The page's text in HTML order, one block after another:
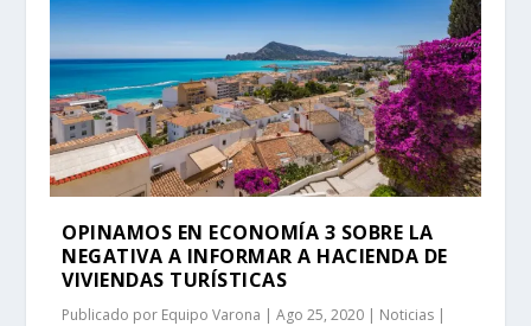
OPINAMOS EN ECONOMÍA 3 SOBRE LA
NEGATIVA A INFORMAR A HACIENDA DE
VIVIENDAS TURÍSTICAS
Publicado por Equipo Varona |Ago 25, 2020 | Noticias |